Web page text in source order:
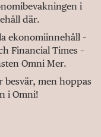
i
där.
ekonomiinnehåll –
Financial Times –
Omni Mer.
men hoppas
i Omni!